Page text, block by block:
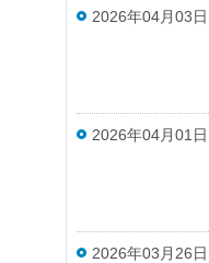
2026年04月03日
2026年04月01日
2026年03月26日